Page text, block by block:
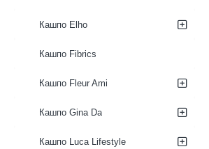
Кашпо Elho
Кашпо Fibrics
Кашпо Fleur Ami
Кашпо Gina Da
Кашпо Luca Lifestyle